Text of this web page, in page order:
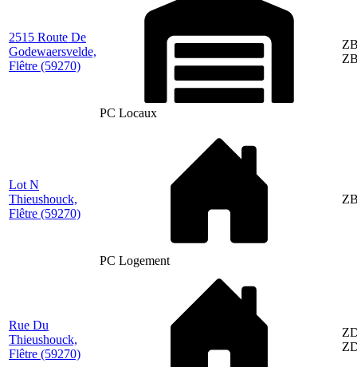
2515 Route De
Godewaersvelde,
Flêtre (59270)
PC Locaux
Lot N
Thieushouck,
Flêtre (59270)
PC Logement
Rue Du
Thieushouck,
Flêtre (59270)